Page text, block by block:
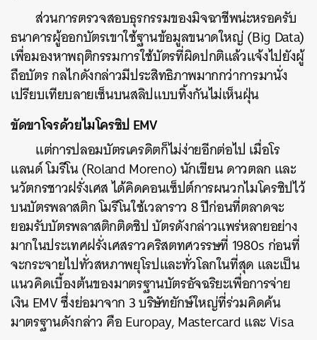
ส่วนการตรวจสอบธุรกรรมของมิจฉาชีพน่ะหรอครับ
ธนาคารผู้ออกบัตรเขาใช้ฐานข้อมูลขนาดใหญ่ (Big Data)
เพื่อมองหาพฤติกรรมการใช้บัตรที่ผิดปกติแล้วแจ้งไปยังผู้
ถือบัตร กลไกดังกล่าวมีประสิทธิภาพมากกว่าการมานั่ง
เปรียบเทียบลายเซ็นบนสลิปแบบทิ้งกันไม่เห็นฝุ่น
ขัดขาโจรด้วยไมโครชิป EMV
แต่การปลอมบัตรเครดิตก็ไม่ง่ายอีกต่อไป เมื่อโร
แลนด์ โมรีโน (Roland Moreno) นักเขียน ดาวตลก และ
นวัตกรชาวฝรั่งเศส ได้คิดคอนเซ็ปต์การผนวกไมโครชิปไว้
บนบัตรพลาสติก โมรีโนใช้เวลาราว 8 ปีก่อนที่ตลาดจะ
ยอมรับบัตรพลาสติกติดชิป บัตรดังกล่าวแพร่หลายอย่าง
มากในประเทศฝรั่งเศสราวคริสตทศวรรษที่ 1980s ก่อนที่
จะกระจายไปทั่วสหภาพยุโรปและทั่วโลกในที่สุด และเป็น
แนวคิดเบื้องต้นของมาตรฐานบัตรอัจฉริยะเพื่อการจ่าย
เงิน EMV ซึ่งย่อมาจาก 3 บริษัทยักษ์ใหญ่ที่ร่วมคิดค้น
มาตรฐานดังกล่าว คือ Europay, Mastercard และ Visa